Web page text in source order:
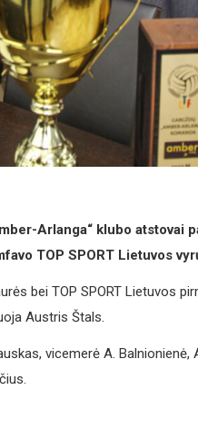
Arlanga“ klubo atstovai
TOP SPORT Lietuvos
bei TOP SPORT Lietuvos
Austris Štals.
vicemerė A.